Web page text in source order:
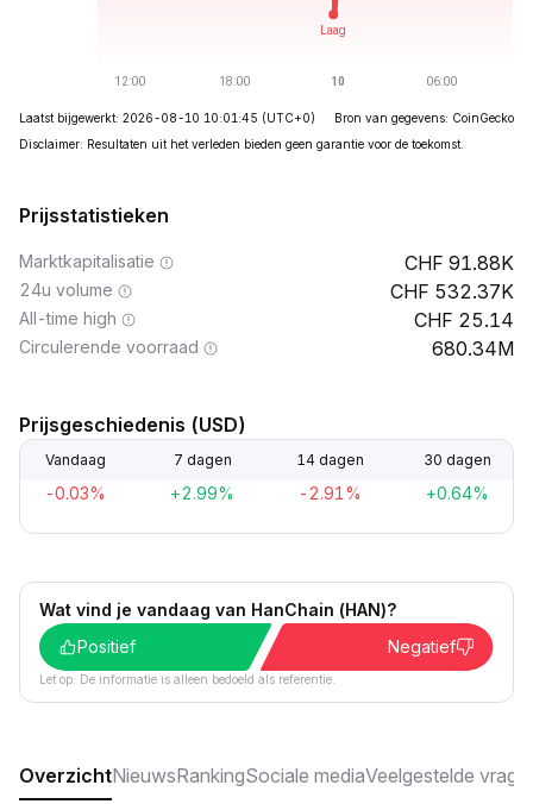
Laatst bijgewerkt: 2026-08-10 10:01:45 (UTC+0)
Bron van gegevens: CoinGecko
Disclaimer: Resultaten uit het verleden bieden geen garantie voor de toekomst.
Prijsstatistieken
Marktkapitalisatie 91.88K
24u volume 532.37K
All-time high 25.14
Circulerende voorraad 680.34M
Prijsgeschiedenis (USD)
Vandaag 7 dagen 14 dagen 30 dagen
-0.03% +2.99% -2.91% +0.64%
Wat vind je vandaag van HanChain (HAN)?
Positief
Negatief
Let op: De informatie is alleen bedoeld als referentie.
OverzichtNieuwsRankingSociale mediaVeelgestelde